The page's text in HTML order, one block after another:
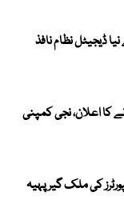
نیا ڈیجیٹل نظام نافذ
بند کرنے کا اعلان، نجی کمپنی
کی ملک گیر پہیہ